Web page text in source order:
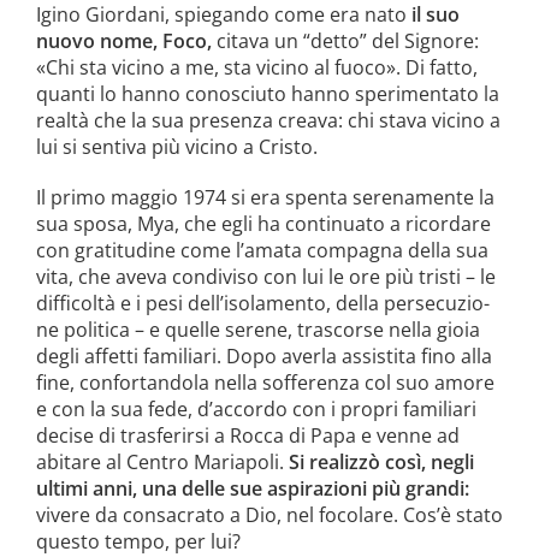
Igino Giordani, spiegando come era nato il suo
nuovo nome, Foco,citava un “detto” del Signore:
«Chi sta vicino a me, sta vicino al fuoco». Di fatto,
quanti lo han­no conosciuto hanno sperimentato la
realtà che la sua presenza creava: chi stava vicino a
lui si sentiva più vicino a Cristo.
Il primo maggio 1974 si era spenta serenamente la
sua sposa, Mya, che egli ha continuato a ricordare
con gra­titudine come l’amata compagna della sua
vita, che aveva condiviso con lui le ore più tristi – le
difficoltà e i pesi dell’isolamento, della persecuzio­
ne politica – e quelle serene, trascor­se nella gioia
degli affetti familiari. Dopo averla assistita fino alla
fine, confortandola nella sofferenza col suo amore
e con la sua fede, d’accordo con i propri familiari
decise di tra­sferirsi a Rocca di Papa e venne ad
abitare al Centro Mariapoli. Si realizzò così, negli
ultimi anni, una delle sue aspirazioni più grandi:
vivere da consacrato a Dio, nel foco­lare. Cos’è stato
questo tempo, per lui?